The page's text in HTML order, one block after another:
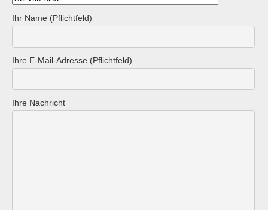
Ihr Name (Pflichtfeld)
Ihre E-Mail-Adresse (Pflichtfeld)
Ihre Nachricht